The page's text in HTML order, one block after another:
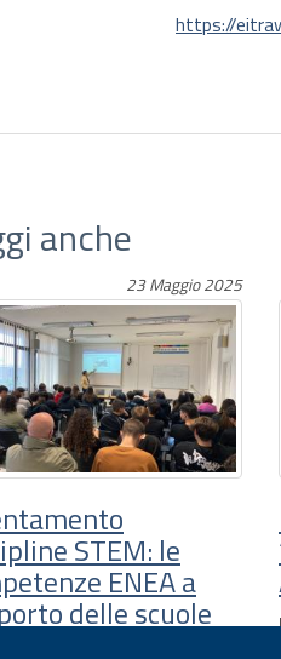
https://
anche
23 Maggio 2025
STEM: le
ENEA a
delle scuole